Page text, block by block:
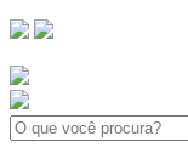
Search: